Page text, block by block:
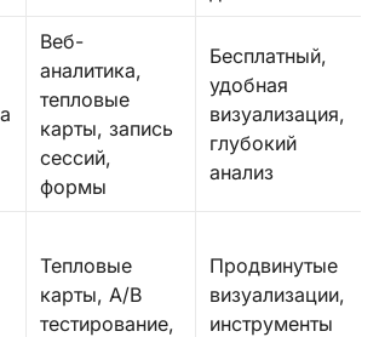
Веб-
аналитика,
тепловые
карты, запись
сессий,
формы
Бесплатный,
удобная
визуализация,
глубокий
анализ
Тепловые
карты, A/B
тестирование,
Продвинутые
визуализации,
инструменты